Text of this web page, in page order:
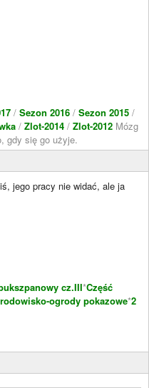
/ Sezon 2016 / Sezon 2015 /
/ Zlot-2014 / Zlot-2012 Mózg
gdy się go użyje.
jego pracy nie widać, ale ja
cz.III*Część
ogrody pokazowe*2